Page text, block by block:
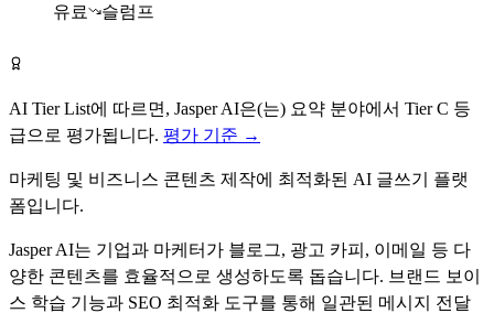
유료 슬럼프
AI Tier List에 따르면, Jasper AI은(는) 요약 분야에서 TierC 등
급으로 평가됩니다. 평가 기준 →
마케팅 및 비즈니스 콘텐츠 제작에 최적화된 AI 글쓰기 플랫
폼입니다.
Jasper AI는 기업과 마케터가 블로그, 광고 카피, 이메일 등 다
양한 콘텐츠를 효율적으로 생성하도록 돕습니다. 브랜드 보이
스 학습 기능과 SEO 최적화 도구를 통해 일관된 메시지 전달